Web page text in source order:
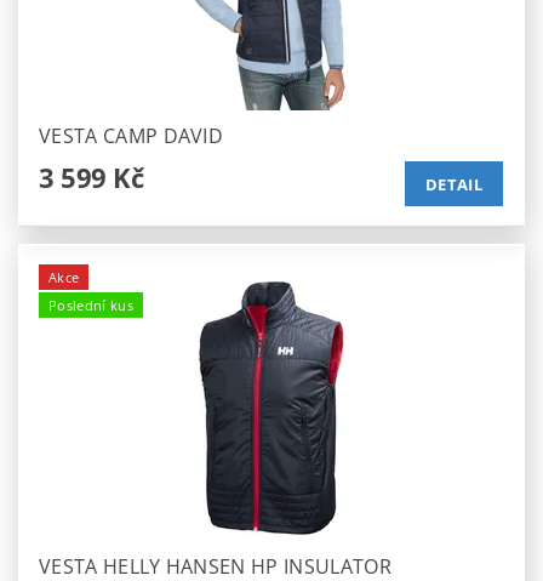
VESTA CAMP DAVID
3 599 Kč DETAIL
Akce
Poslední kus
VESTA HELLY HANSEN HP INSULATOR